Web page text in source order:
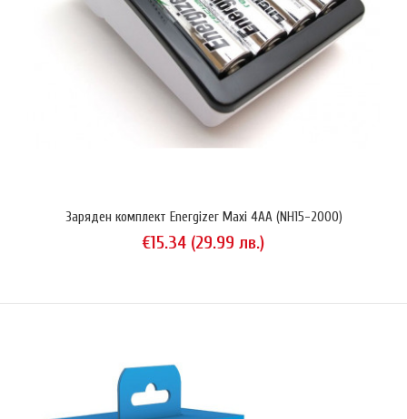
разреждате и освежавате акумулатори, както и да измервате
техния капацитет. Устройството може да зарежда с ток 0.2A — 2A и
да разрежда с ток 0.1A — 1A, като максималната..
Заряден комплект Energizer Maxi 4AA (NH15-2000)
€15.34 (29.99 лв.)